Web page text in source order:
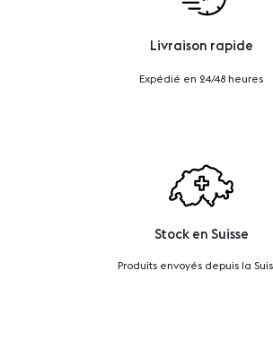
Livraison rapide
Expédié en 24/48 heures
Stock en Suisse
Produits envoyés depuis la